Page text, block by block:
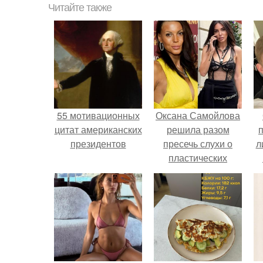
Читайте также
55 мотивационных
цитат американских
президентов
Оксана Самойлова
решила разом
пресечь слухи о
пластических
операциях и
публично
прояснила
ситуацию.